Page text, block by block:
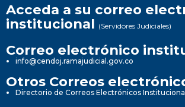
Acceda a su correo
institucional (Servidores Judiciales)
Correo electrónico
info@cendoj.ramajudicial.gov.co
Otros Correos
Directorio de Correos Electrónicos